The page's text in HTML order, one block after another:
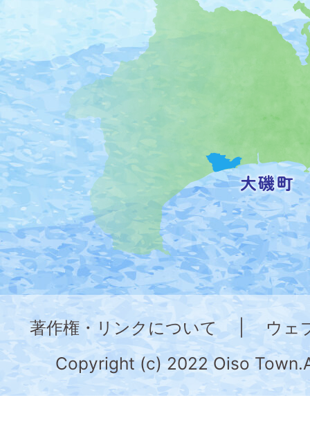
磯
町
の
位
置
を
記
し
た
地
図。
神
奈
川
県
の
著作権・リンクについて
ウェ
Copyright (c) 2022 Oiso